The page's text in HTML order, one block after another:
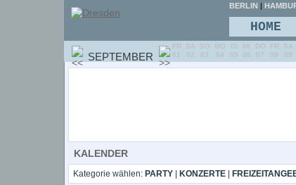
KALENDER
Kategorie wählen: PARTY| KONZERTE|
BERLIN |
HOME
SEPTEMBER
FR
01
SA
02
SO
03
MO
04
DI
05
MI
06
DO
07
FR
08
SA
09